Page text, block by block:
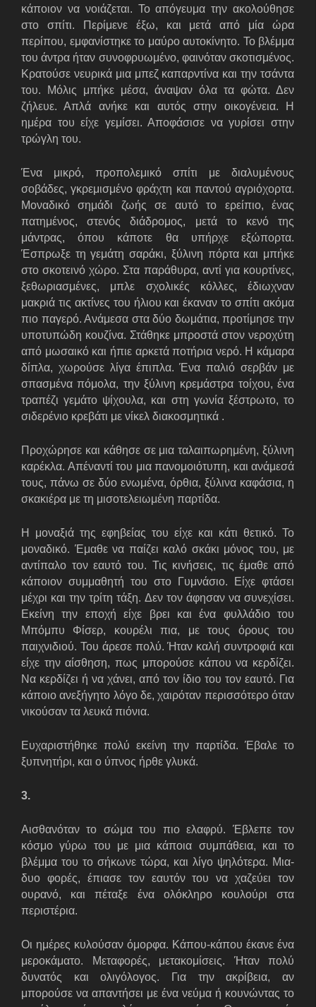
κάποιον να νοιάζεται. Το απόγευμα την ακολούθησε
στο σπίτι. Περίμενε έξω, και μετά από μία ώρα
περίπου, εμφανίστηκε το μαύρο αυτοκίνητο. Το βλέμμα
του άντρα ήταν συνοφρυωμένο, φαινόταν σκοτισμένος.
Κρατούσε νευρικά μια μπεζ καπαρντίνα και την τσάντα
του. Μόλις μπήκε μέσα, άναψαν όλα τα φώτα. Δεν
ζήλευε. Απλά ανήκε και αυτός στην οικογένεια. Η
ημέρα του είχε γεμίσει. Αποφάσισε να γυρίσει στην
τρώγλη του.
Ένα μικρό, προπολεμικό σπίτι με διαλυμένους
σοβάδες, γκρεμισμένο φράχτη και παντού αγριόχορτα.
Μοναδικό σημάδι ζωής σε αυτό το ερείπιο, ένας
πατημένος, στενός διάδρομος, μετά το κενό της
μάντρας, όπου κάποτε θα υπήρχε εξώπορτα.
Έσπρωξε τη γεμάτη σαράκι, ξύλινη πόρτα και μπήκε
στο σκοτεινό χώρο. Στα παράθυρα, αντί για κουρτίνες,
ξεθωριασμένες, μπλε σχολικές κόλλες, έδιωχναν
μακριά τις ακτίνες του ήλιου και έκαναν το σπίτι ακόμα
πιο παγερό. Ανάμεσα στα δύο δωμάτια, προτίμησε την
υποτυπώδη κουζίνα. Στάθηκε μπροστά στον νεροχύτη
από μωσαικό και ήπιε αρκετά ποτήρια νερό. Η κάμαρα
δίπλα, χωρούσε λίγα έπιπλα. Ένα παλιό σερβάν με
σπασμένα πόμολα, την ξύλινη κρεμάστρα τοίχου, ένα
τραπέζι γεμάτο ψίχουλα, και στη γωνία ξέστρωτο, το
σιδερένιο κρεβάτι με νίκελ διακοσμητικά .
Προχώρησε και κάθησε σε μια ταλαιπωρημένη, ξύλινη
καρέκλα. Απέναντί του μια πανομοιότυπη, και ανάμεσά
τους, πάνω σε δύο ενωμένα, όρθια, ξύλινα καφάσια, η
σκακιέρα με τη μισοτελειωμένη παρτίδα.
Η μοναξιά της εφηβείας του είχε και κάτι θετικό. Το
μοναδικό. Έμαθε να παίζει καλό σκάκι μόνος του, με
αντίπαλο τον εαυτό του. Τις κινήσεις, τις έμαθε από
κάποιον συμμαθητή του στο Γυμνάσιο. Είχε φτάσει
μέχρι και την τρίτη τάξη. Δεν τον άφησαν να συνεχίσει.
Εκείνη την εποχή είχε βρει και ένα φυλλάδιο του
Μπόμπυ Φίσερ, κουρέλι πια, με τους όρους του
παιχνιδιού. Του άρεσε πολύ. Ήταν καλή συντροφιά και
είχε την αίσθηση, πως μπορούσε κάπου να κερδίζει.
Να κερδίζει ή να χάνει, από τον ίδιο του τον εαυτό. Για
κάποιο ανεξήγητο λόγο δε, χαιρόταν περισσότερο όταν
νικούσαν τα λευκά πιόνια.
Ευχαριστήθηκε πολύ εκείνη την παρτίδα. Έβαλε το
ξυπνητήρι, και ο ύπνος ήρθε γλυκά.
3.
Αισθανόταν το σώμα του πιο ελαφρύ. Έβλεπε τον
κόσμο γύρω του με μια κάποια συμπάθεια, και το
βλέμμα του το σήκωνε τώρα, και λίγο ψηλότερα. Μια-
δυο φορές, έπιασε τον εαυτόν του να χαζεύει τον
ουρανό, και πέταξε ένα ολόκληρο κουλούρι στα
περιστέρια.
Οι ημέρες κυλούσαν όμορφα. Κάπου-κάπου έκανε ένα
μεροκάματο. Μεταφορές, μετακομίσεις. Ήταν πολύ
δυνατός και ολιγόλογος. Για την ακρίβεια, αν
μπορούσε να απαντήσει με ένα νεύμα ή κουνώντας το